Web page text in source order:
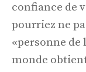
confiance de
pourriez ne
«personne de
monde